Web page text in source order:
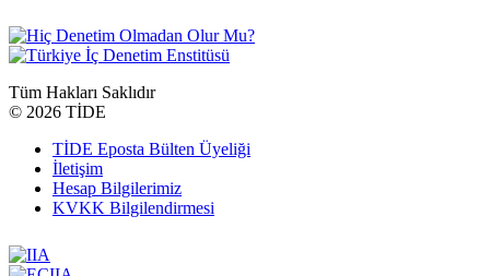
Tüm Hakları Saklıdır
© 2026 TİDE
TİDE Eposta Bülten Üyeliği
İletişim
Hesap Bilgilerimiz
KVKK Bilgilendirmesi